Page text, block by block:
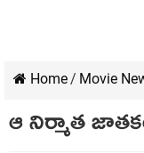
Home/ Movie
ఆ నిర్మాత